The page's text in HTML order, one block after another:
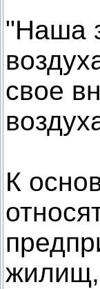
"Наша
свое
К
жилищ,